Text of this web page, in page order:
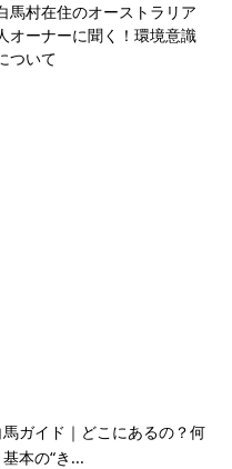
馬村在住のオーストラリア
オーナーに聞く！環境意識
ついて
ガイド｜どこにあるの？何
本の“き...